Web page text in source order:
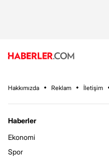
Hakkımızda Reklam İletişim
Haberler
Ekonomi
Spor